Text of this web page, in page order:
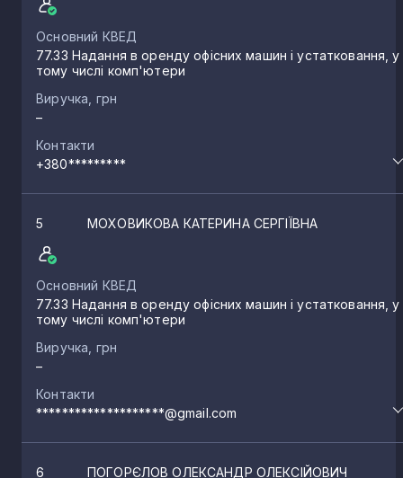
Основний КВЕД
77.33 Надання в оренду офісних машин і устатковання, у
тому числі комп'ютери
Виручка, грн
–
Контакти
+380*********
5 МОХОВИКОВА КАТЕРИНА СЕРГІЇВНА
Основний КВЕД
77.33 Надання в оренду офісних машин і устатковання, у
тому числі комп'ютери
Виручка, грн
–
Контакти
********************@gmail.com
6 ПОГОРЄЛОВ ОЛЕКСАНДР ОЛЕКСІЙОВИЧ